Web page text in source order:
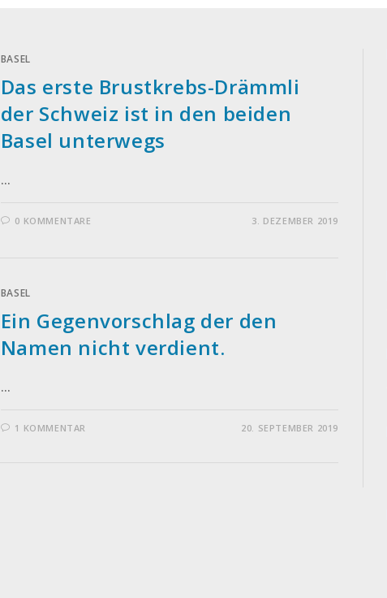
BASEL
Das erste Brustkrebs-Drämmli
der Schweiz ist in den beiden
Basel unterwegs
…
0 KOMMENTARE 3. DEZEMBER 2019
BASEL
Ein Gegenvorschlag der den
Namen nicht verdient.
…
1 KOMMENTAR 20. SEPTEMBER 2019